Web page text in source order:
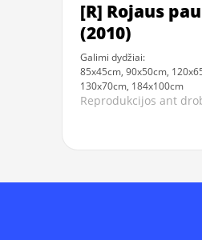
[R] Rojaus
(2010)
Galimi dydžiai:
85x45cm, 90x50cm,
130x70cm, 184x100cm
Reprodukcijos ant